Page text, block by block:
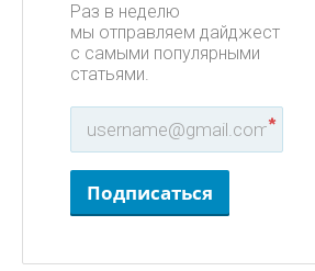
Раз в неделю
мы отправляем дайджест
с самыми популярными
статьями.
*
Подписаться